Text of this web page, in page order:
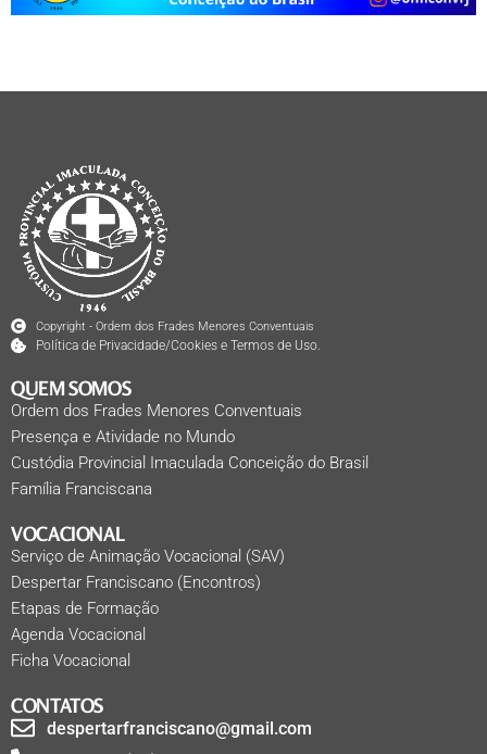
Copyright - Ordem dos Frades Menores Conventuais
Política de Privacidade/Cookies e Termos de Uso.
QUEM SOMOS
Ordem dos Frades Menores Conventuais
Presença e Atividade no Mundo
Custódia Provincial Imaculada Conceição do Brasil
Família Franciscana
VOCACIONAL
Serviço de Animação Vocacional (SAV)
Despertar Franciscano (Encontros)
Etapas de Formação
Agenda Vocacional
Ficha Vocacional
CONTATOS
despertarfranciscano@gmail.com